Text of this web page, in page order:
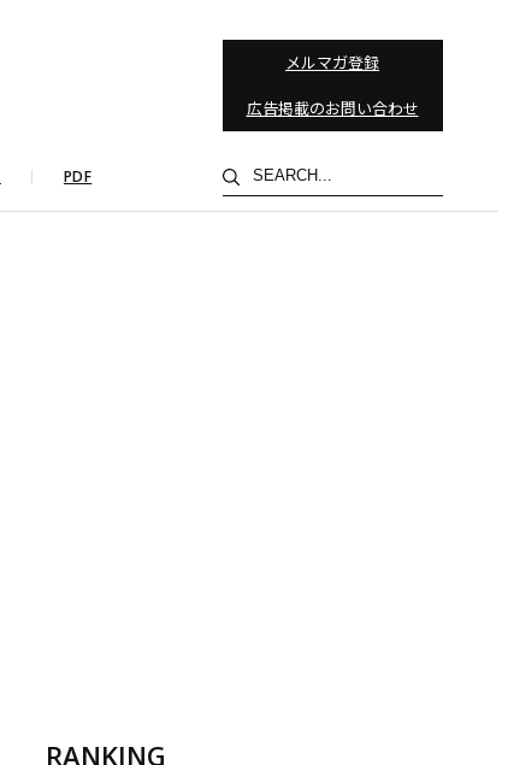
メルマガ登録
広告掲載のお問い合わせ
PDF
検
索
RANKING